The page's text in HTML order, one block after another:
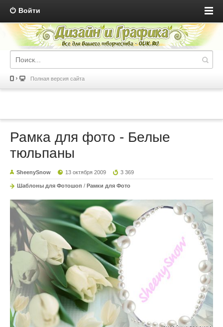
Войти
Полная версия сайта
Рамка для фото - Белые
тюльпаны
SheenySnow 13 октября 2009 3 369
Шаблоны для Фотошоп / Рамки для Фото